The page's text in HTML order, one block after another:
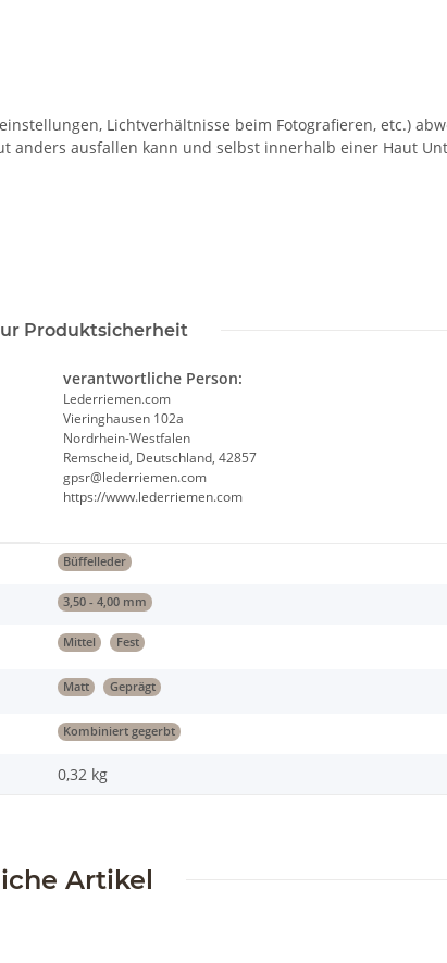
Lichtverhältnisse beim Fotografieren, etc.)
anders ausfallen kann und selbst innerhalb einer Haut
Produktsicherheit
verantwortliche Person:
Lederriemen.com
Vieringhausen 102a
Nordrhein-Westfalen
Remscheid, Deutschland, 42857
gpsr@lederriemen.com
https://www.lederriemen.com
Büffelleder
3,50 - 4,00 mm
Mittel Fest
Matt Geprägt
Kombiniert gegerbt
0,32 kg
Artikel